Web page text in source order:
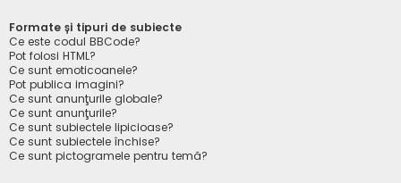
Formate și tipuri de subiecte
Ce este codul BBCode?
Pot folosi HTML?
Ce sunt emoticoanele?
Pot publica imagini?
Ce sunt anunţurile globale?
Ce sunt anunţurile?
Ce sunt subiectele lipicioase?
Ce sunt subiectele închise?
Ce sunt pictogramele pentru temă?